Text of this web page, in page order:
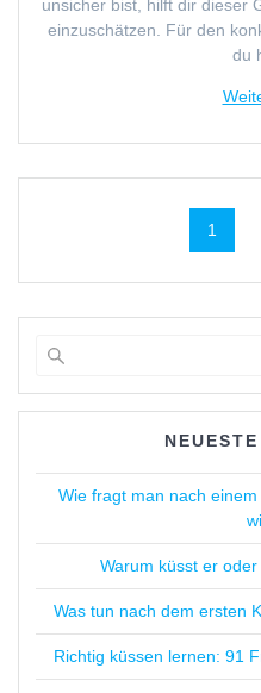
unsicher bist, hilft dir dieser
einzuschätzen. Für den
du
Seite
1
Wie fragt man nach
Warum küsst er
Was tun nach dem ersten
Richtig küssen lernen: 91